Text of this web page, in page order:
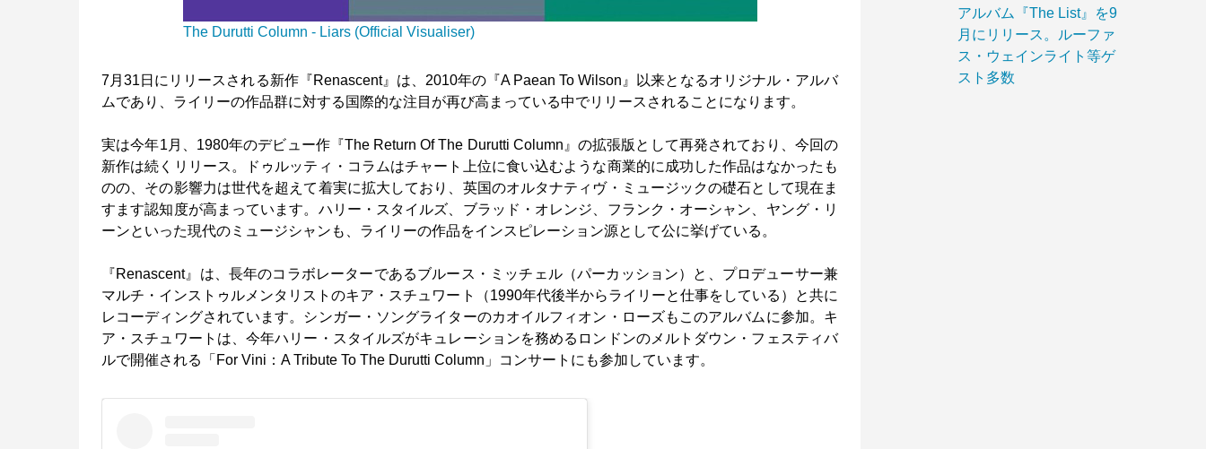
The Durutti Column - Liars (Official Visualiser)
7月31日にリリースされる新作『Renascent』は、2010年の『A Paean To Wilson』以来となるオリジナル・アルバ
ムであり、ライリーの作品群に対する国際的な注目が再び高まっている中でリリースされることになります。
実は今年1月、1980年のデビュー作『The Return Of The Durutti Column』の拡張版として再発されており、今回の
新作は続くリリース。ドゥルッティ・コラムはチャート上位に食い込むような商業的に成功した作品はなかったも
のの、その影響力は世代を超えて着実に拡大しており、英国のオルタナティヴ・ミュージックの礎石として現在ま
すます認知度が高まっています。ハリー・スタイルズ、ブラッド・オレンジ、フランク・オーシャン、ヤング・リ
ーンといった現代のミュージシャンも、ライリーの作品をインスピレーション源として公に挙げている。
『Renascent』は、長年のコラボレーターであるブルース・ミッチェル（パーカッション）と、プロデューサー兼
マルチ・インストゥルメンタリストのキア・スチュワート（1990年代後半からライリーと仕事をしている）と共に
レコーディングされています。シンガー・ソングライターのカオイルフィオン・ローズもこのアルバムに参加。キ
ア・スチュワートは、今年ハリー・スタイルズがキュレーションを務めるロンドンのメルトダウン・フェスティバ
ルで開催される「For Vini：A Tribute To The Durutti Column」コンサートにも参加しています。
アルバム『The List』を9
月にリリース。ルーファ
ス・ウェインライト等ゲ
スト多数